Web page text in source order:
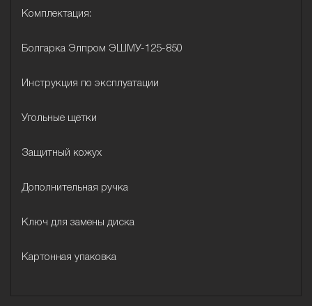
Комплектация:
Болгарка Элпром ЭШМУ-125-850
Инструкция по эксплуатации
Угольные щетки
Защитный кожух
Дополнительная ручка
Ключ для замены диска
Картонная упаковка